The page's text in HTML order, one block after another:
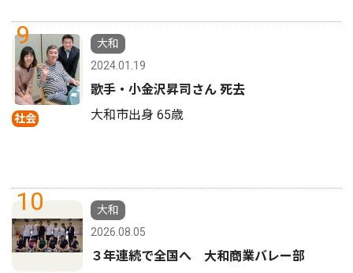
9
社会
大和
2024.01.19
歌手・小金沢昇司さん 死去
大和市出身 65歳
10
大和
2026.08.05
３年連続で全国へ 大和商業バレー部